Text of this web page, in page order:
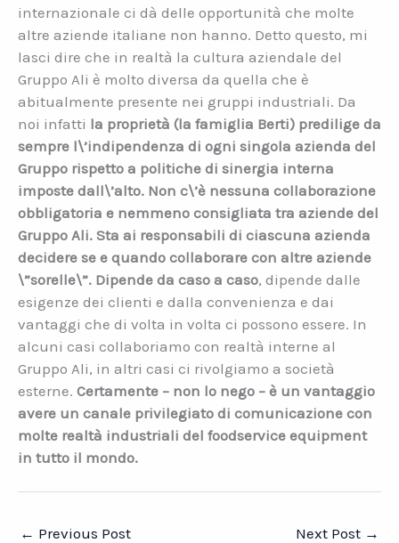
internazionale ci dà delle opportunità che molte
altre aziende italiane non hanno. Detto questo, mi
lasci dire che in realtà la cultura aziendale del
Gruppo Ali è molto diversa da quella che è
abitualmente presente nei gruppi industriali. Da
noi infatti la proprietà (la famiglia Berti) predilige da
sempre l\’indipendenza di ogni singola azienda del
Gruppo rispetto a politiche di sinergia interna
imposte dall\’alto. Non c\’è nessuna collaborazione
obbligatoria e nemmeno consigliata tra aziende del
Gruppo Ali. Sta ai responsabili di ciascuna azienda
decidere se e quando collaborare con altre aziende
\”sorelle\”. Dipende da caso a caso, dipende dalle
esigenze dei clienti e dalla convenienza e dai
vantaggi che di volta in volta ci possono essere. In
alcuni casi collaboriamo con realtà interne al
Gruppo Ali, in altri casi ci rivolgiamo a società
esterne. Certamente – non lo nego – è un vantaggio
avere un canale privilegiato di comunicazione con
molte realtà industriali del foodservice equipment
in tutto il mondo.
← Previous Post Next Post →